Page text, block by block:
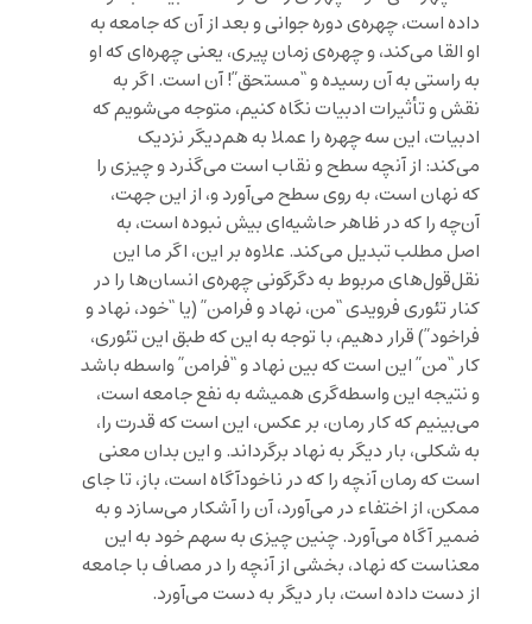
داده است، چهره‌ی دوره جوانی و بعد از آن که جامعه به
او القا می‌کند، و چهره‌ی زمان پیری، یعنی چهره‌ای که او
به راستی به آن رسیده و “مستحق”! آن است. اگر به
نقش و تأثیرات ادبیات نگاه کنیم، متوجه می‌شویم که
ادبیات، این سه چهره را عملا به هم‌دیگر نزدیک
می‌کند: از آنچه سطح و نقاب است می‌گذرد و چیزی را
که نهان است، به روی سطح می‌آورد و، از این جهت،
آن‌چه را که در ظاهر حاشیه‌ای بیش نبوده است، به
اصل مطلب تبدیل می‌کند. علاوه بر این، اگر ما این
نقل‌قول‌های مربوط به دگرگونی چهره‌ی انسان‌ها را در
کنار تئوری فرویدی “من، نهاد و فرامن” (یا “خود، نهاد و
فراخود”) قرار دهیم، با توجه به این که طبق این تئوری،
کار “من” این است که بین نهاد و “فرامن” واسطه باشد
و نتیجه این واسطه‌گری همیشه به نفع جامعه است،
می‌بینیم که کار رمان، بر عکس، این است که قدرت را،
به شکلی، بار دیگر به نهاد برگرداند. و این بدان معنی
است که رمان آنچه را که در ناخودآگاه است، باز، تا جای
ممکن، از اختفاء در می‌آورد، آن را آشکار می‌سازد و به
ضمیر آگاه می‌آورد. چنین چیزی به سهم خود به این
معناست که نهاد، بخشی از آنچه را در مصاف با جامعه
از دست داده است، بار دیگر به دست می‌آورد.